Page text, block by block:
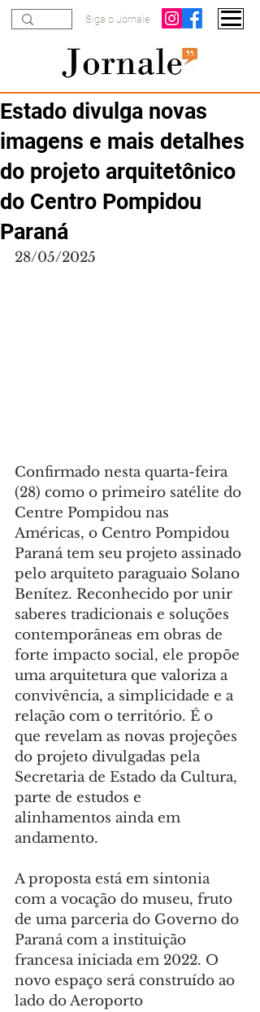
Siga o Jornale
Estado divulga novas
imagens e mais detalhes
do projeto arquitetônico
do Centro Pompidou
Paraná
28/05/2025
Confirmado nesta quarta-feira
(28) como o primeiro satélite do
Centre Pompidou nas
Américas, o Centro Pompidou
Paraná tem seu projeto assinado
pelo arquiteto paraguaio Solano
Benítez. Reconhecido por unir
saberes tradicionais e soluções
contemporâneas em obras de
forte impacto social, ele propõe
uma arquitetura que valoriza a
convivência, a simplicidade e a
relação com o território. É o
que revelam as novas projeções
do projeto divulgadas pela
Secretaria de Estado da Cultura,
parte de estudos e
alinhamentos ainda em
andamento.
A proposta está em sintonia
com a vocação do museu, fruto
de uma parceria do Governo do
Paraná com a instituição
francesa iniciada em 2022. O
novo espaço será construído ao
lado do Aeroporto